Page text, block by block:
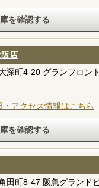
店
深町4-20 グランフロン
アクセス情報はこちら
田町8-47 阪急グランド